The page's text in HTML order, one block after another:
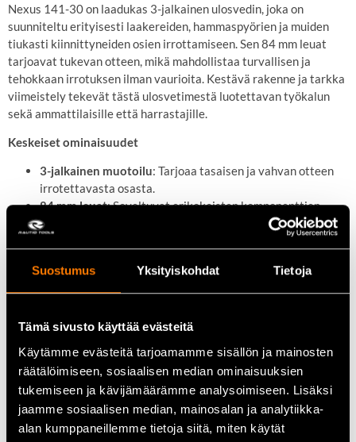
Suostumus Yksityiskohdat Tietoja
Tämä sivusto käyttää evästeitä
Käytämme evästeitä tarjoamamme sisällön ja mainosten
räätälöimiseen, sosiaalisen median ominaisuuksien
tukemiseen ja kävijämäärämme analysoimiseen. Lisäksi
jaamme sosiaalisen median, mainosalan ja analytiikka-
alan kumppaneillemme tietoja siitä, miten käytät
Nexus 141-30 on laadukas 3-jalkainen ulosvedin, joka on
suunniteltu erityisesti laakereiden, hammaspyörien ja muiden
tiukasti kiinnittyneiden osien irrottamiseen. Sen 84 mm leuat
tarjoavat tukevan otteen, mikä mahdollistaa turvallisen ja
tehokkaan irrotuksen ilman vaurioita. Kestävä rakenne ja tarkka
viimeistely tekevät tästä ulosvetimestä luotettavan työkalun
sekä ammattilaisille että harrastajille.
Keskeiset ominaisuudet
3-jalkainen muotoilu: Tarjoaa tasaisen ja vahvan otteen
irrotettavasta osasta.
84 mm leuat: Soveltuvat erikokoisten komponenttien
irrottamiseen.
: Valmistettu laadukkaista materiaaleista
Monipuolisuus
: Ihanteellinen laakereiden, hammaspyörien
ja muiden kiinnittyneiden osien irrottamiseen.
Tuotenumero: 141-30
Leukojen leveys: 84 mm
Jalkojen määrä
Materiaali
: Kestävä teräs
Paino: Noin 0,5 kg